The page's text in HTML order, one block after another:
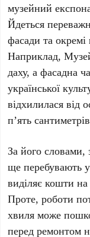
музейний
Йдеться
фасади та окремі
Наприклад,
даху, а фасадна
української
відхилилася від
п’ять сантиметрів
За його
ще перебувають
виділяє кошти
Проте, роботи
хвиля може
перед ремонтом